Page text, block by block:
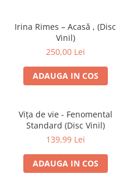
Irina Rimes – Acasă , (Disc
Vinil)
250,00 Lei
ADAUGA IN COS
Vița de vie - Fenomental
Standard (Disc Vinil)
139,99 Lei
ADAUGA IN COS